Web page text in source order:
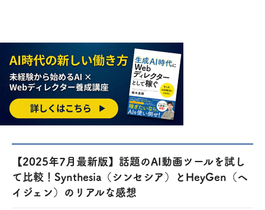
【2025年7月最新版】話題のAI動画ツールを試し
て比較！Synthesia（シンセシア）とHeyGen（ヘ
イジェン）のリアルな感想